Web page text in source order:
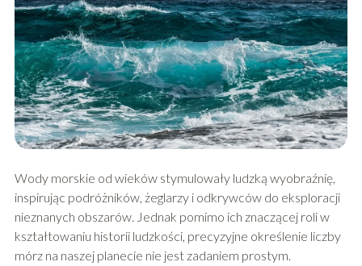
Wody morskie od wieków stymulowały ludzką wyobraźnię,
inspirując podróżników, żeglarzy i odkrywców do eksploracji
nieznanych obszarów. Jednak pomimo ich znaczącej roli w
kształtowaniu historii ludzkości, precyzyjne określenie liczby
mórz na naszej planecie nie jest zadaniem prostym.